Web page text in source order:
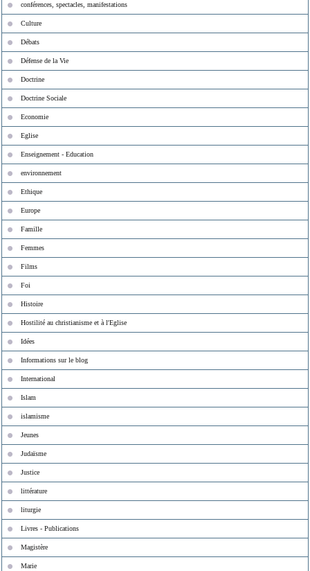
conférences, spectacles, manifestations
Culture
Débats
Défense de la Vie
Doctrine
Doctrine Sociale
Economie
Eglise
Enseignement - Education
environnement
Ethique
Europe
Famille
Femmes
Films
Foi
Histoire
Hostilité au christianisme et à l'Eglise
Idées
Informations sur le blog
International
Islam
islamisme
Jeunes
Judaïsme
Justice
littérature
liturgie
Livres - Publications
Magistère
Marie